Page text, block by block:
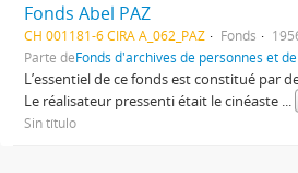
Fonds Abel PAZ
CH 001181-6 CIRA A_062_PAZ Fonds
Parte deFonds d'archives de personnes et
L’essentiel de ce fonds est constitué par
Le réalisateur pressenti était le cinéaste ...
Sin título